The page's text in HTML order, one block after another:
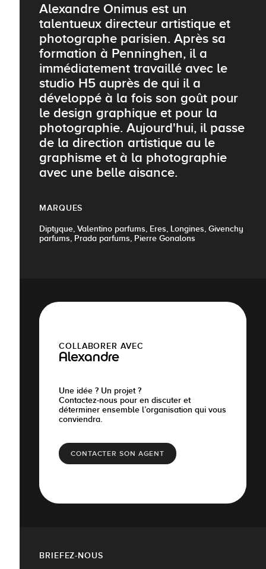
Alexandre Onimus est un
talentueux directeur artistique et
photographe parisien. Après sa
formation à Penninghen, il a
immédiatement travaillé avec le
studio H5 auprès de qui il a
développé à la fois son goût pour
le design graphique et pour la
photographie. Aujourd'hui, il passe
de la direction artistique au le
graphisme et à la photographie
avec une belle aisance.
MARQUES
Diptyque, Valentino parfums, Eres, Longines, Givenchy
parfums, Prada parfums, Pierre Gonalons
COLLABORER AVEC
Alexandre
Une idée ? Un projet ?
Contactez-nous pour en discuter et
déterminer ensemble l’organisation qui vous
conviendra.
CONTACTER SON AGENT
BRIEFEZ-NOUS